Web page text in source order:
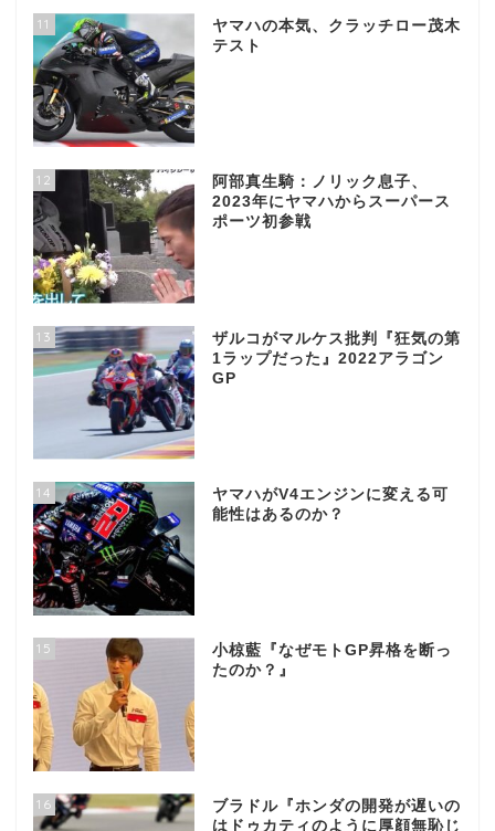
11
ヤマハの本気、クラッチロー茂木
テスト
12
阿部真生騎：ノリック息子、
2023年にヤマハからスーパース
ポーツ初参戦
13
ザルコがマルケス批判『狂気の第
1ラップだった』2022アラゴン
GP
14
ヤマハがV4エンジンに変える可
能性はあるのか？
15
小椋藍『なぜモトGP昇格を断っ
たのか？』
16
ブラドル『ホンダの開発が遅いの
はドゥカティのように厚顔無恥じ